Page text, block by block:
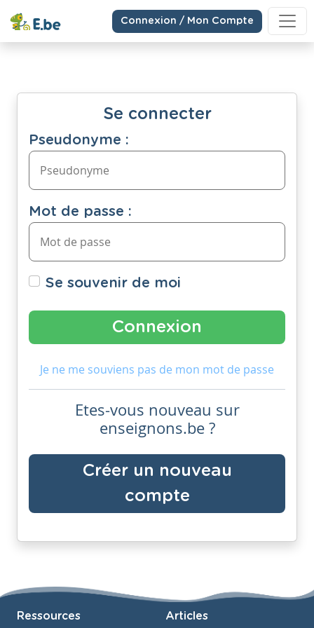
Connexion / Mon Compte
Se connecter
Pseudonyme :
Mot de passe :
Se souvenir de moi
Je ne me souviens pas de mon mot de passe
Etes-vous nouveau sur
enseignons.be ?
Créer un nouveau
compte
Ressources Articles